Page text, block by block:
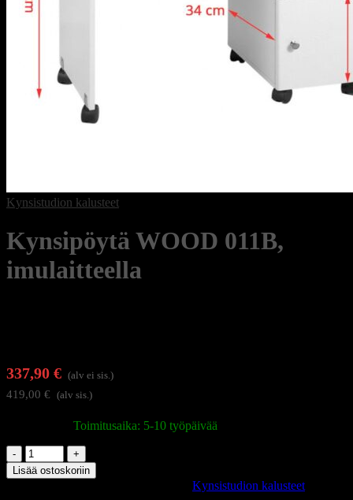
Kynsistudion kalusteet
Kynsipöytä WOOD 011B,
imulaitteella
337,90 € (alv ei sis.)
419,00 € (alv sis.)
Toimitusaika: 5-10 työpäivää
Kynsipöytä
WOOD
011B,
Lisää ostoskoriin
Kynsistudion kalusteet